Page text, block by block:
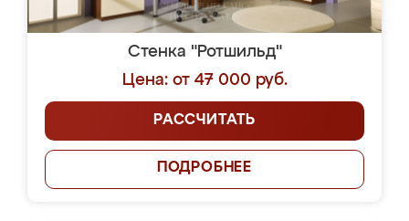
Стенка "Ротшильд"
Цена: от 47 000 руб.
РАССЧИТАТЬ
ПОДРОБНЕЕ